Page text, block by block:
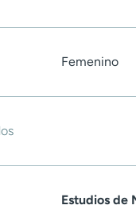
Femenino
Estudios de